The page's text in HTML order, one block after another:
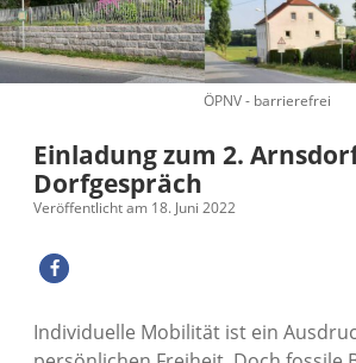
ÖPNV - barrierefrei
Einladung zum 2.
Dorfgespräch
Veröffentlicht am 18. Juni 2022
Individuelle Mobilität ist ein